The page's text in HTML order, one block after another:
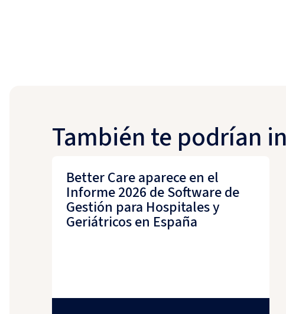
También te podrían
Better Care aparece en el
Informe 2026 de Software de
Gestión para Hospitales y
Geriátricos en España